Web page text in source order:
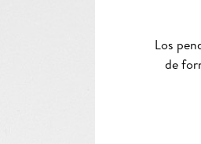
Los
de